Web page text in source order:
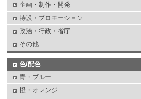
企画・制作・開発
特設・プロモーション
政治・行政・省庁
その他
色/配色
青・ブルー
橙・オレンジ